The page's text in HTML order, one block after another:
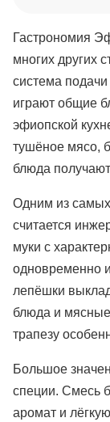
Гастрономия
многих других
система
играют общие
эфиопской
тушёное мясо,
блюда
Одним из
считается
муки с
одновременно
лепёшки
блюда и мясные
трапезу
Большое
специи. Смесь
аромат и